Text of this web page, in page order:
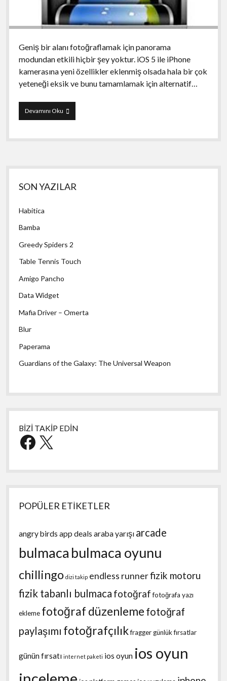
Geniş bir alanı fotoğraflamak için panorama
modundan etkili hiçbir şey yoktur. iOS 5 ile iPhone
kamerasına yeni özellikler eklenmiş olsada hala bir çok
yeteneği eksik ve bunu tamamlamak için alternatif…
Devamını OkuDermandar
Panorama
Yan
Menü
SON YAZILAR
Habitica
Bamba
Greedy Spiders 2
Table Tennis Touch
Amigo Pancho
Data Widget
Mafia Driver – Omerta
Blur
Paperama
Guardians of the Galaxy: The Universal Weapon
BİZİ TAKİP EDİN
Facebook
X
POPÜLER ETİKETLER
angry birds app deals araba yarışı arcade
bulmaca bulmaca oyunu
chillingo dizi takip endless runnerfizik motoru
fizik tabanlı bulmaca fotoğraf fotoğrafa yazı
ekleme fotoğraf düzenleme fotoğraf
paylaşımı fotoğrafçılıkfraggergünlük fırsatlar
günün fırsatı internet paketi ios oyun ios oyun